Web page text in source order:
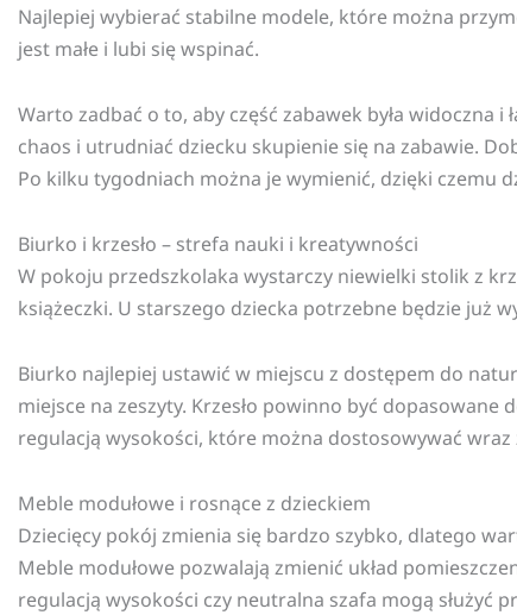
Najlepiej wybierać stabilne modele, które można
jest małe i lubi się wspinać.
Warto zadbać o to, aby część zabawek była widoczna
chaos i utrudniać dziecku skupienie się na zabawie.
Po kilku tygodniach można je wymienić, dzięki czemu
Biurko i krzesło – strefa nauki i kreatywności
W pokoju przedszkolaka wystarczy niewielki stolik z
książeczki. U starszego dziecka potrzebne będzie już
Biurko najlepiej ustawić w miejscu z dostępem do
miejsce na zeszyty. Krzesło powinno być dopasowane
regulacją wysokości, które można dostosowywać wraz
Meble modułowe i rosnące z dzieckiem
Dziecięcy pokój zmienia się bardzo szybko, dlatego
Meble modułowe pozwalają zmienić układ
regulacją wysokości czy neutralna szafa mogą służyć